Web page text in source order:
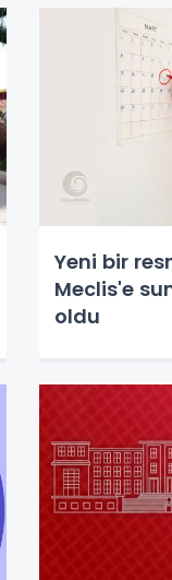
Yeni bir
Meclis'e
oldu